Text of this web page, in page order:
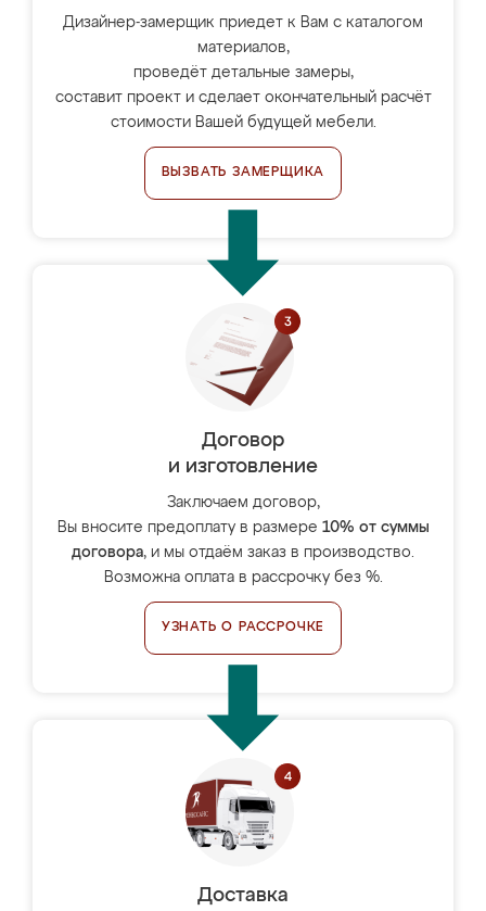
Дизайнер-замерщик приедет к Вам с каталогом
материалов,
проведёт детальные замеры,
составит проект и сделает окончательный расчёт
стоимости Вашей будущей мебели.
ВЫЗВАТЬ ЗАМЕРЩИКА
Договор
и изготовление
Заключаем договор,
Вы вносите предоплату в размере 10% от суммы
договора, и мы отдаём заказ в производство.
Возможна оплата в рассрочку без %.
УЗНАТЬ О РАССРОЧКЕ
Доставка